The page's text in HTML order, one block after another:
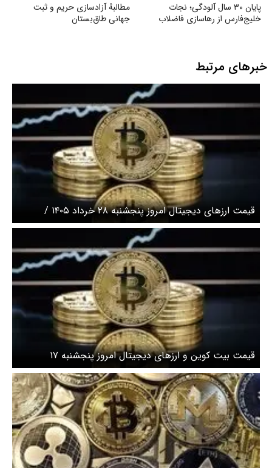
پایان ۳۰ سال آلودگی؛ نجات
خلیج‌فارس از رهاسازی فاضلاب
مطالبهٔ آزادسازی حریم و ثبت
جهانی طاق‌بستان
خبرهای مرتبط
قیمت ارز‌های دیجیتال امروز پنجشنبه ۲۸ خرداد ۱۴۰۵ /
بیت‌کوین چند شد؟ + جدول
قیمت بیت کوین و ارز‌های دیجیتال امروز پنجشنبه ۱۷
اردیبهشت ۱۴۰۵ + جدول